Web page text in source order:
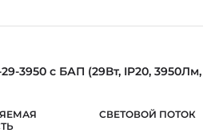
3950 с БАП (29Вт, IP20, 3950Лм,